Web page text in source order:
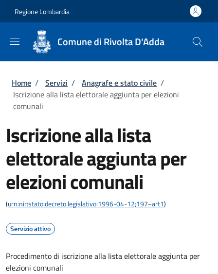
Regione Lombardia
Comune di Rivolta D'Adda
Briciole di pane
Home / Servizi / Anagrafe e stato civile /
Iscrizione alla lista elettorale aggiunta per elezioni
comunali
Iscrizione alla lista
elettorale aggiunta per
elezioni comunali
(urn:nir:stato:decreto.legislativo:1996-04-12;197~art1)
Servizio attivo
Procedimento di iscrizione alla lista elettorale aggiunta per
elezioni comunali